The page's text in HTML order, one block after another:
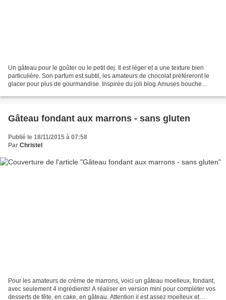
Un gâteau pour le goûter ou le petit dej. Il est léger et a une texture bien
particulière. Son parfum est subtil, les amateurs de chocolat préféreront le
glacer pour plus de gourmandise. Inspirée du joli blog Amuses bouche
Gâteau fondant aux marrons - sans gluten
Publié le 18/11/2015 à 07:58
Par Christel
Pour les amateurs de crème de marrons, voici un gâteau moelleux, fondant,
avec seulement 4 ingrédients! A réaliser en version mini pour compléter vos
desserts de fête, en cake, en gâteau. Attention il est assez moelleux et